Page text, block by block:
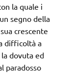
la quale i
segno della
crescente
difficoltà a
dovuta ed
paradosso